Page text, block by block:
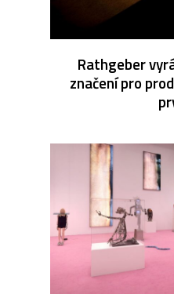
Rathgeber
značení pro